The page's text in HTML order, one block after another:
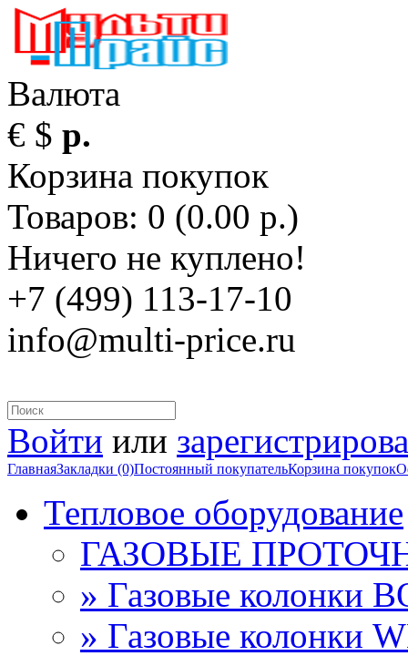
Валюта
€ $ р.
Корзина покупок
Товаров: 0 (0.00 р.)
Ничего не куплено!
+7 (499) 113-17-10
info@multi-price.ru
Войти или
ГлавнаяЗакладки (0)Постоянный покупательКорзина покупок
Тепловое оборудование
ГАЗОВЫЕ
» Газовые колонки
» Газовые колонки